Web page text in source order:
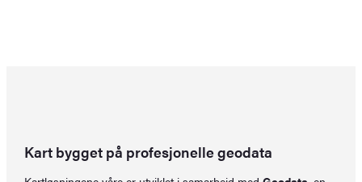
Kart bygget på profesjonelle geodata